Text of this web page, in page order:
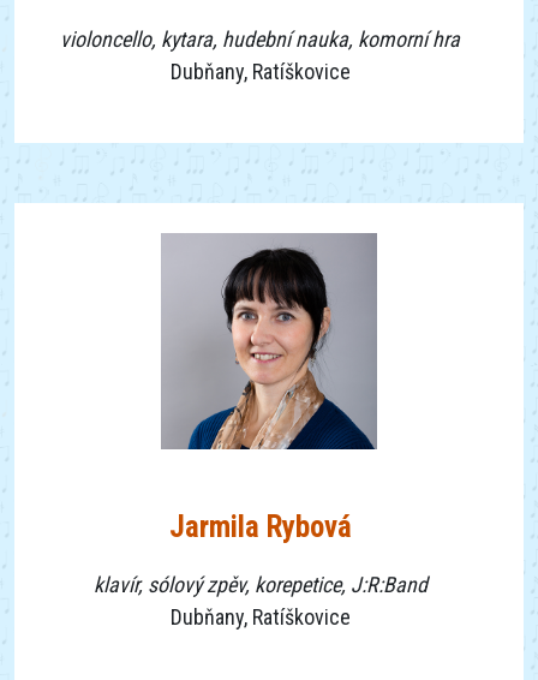
violoncello, kytara, hudební nauka, komorní hra
Dubňany, Ratíškovice
Jarmila Rybová
klavír, sólový zpěv, korepetice, J:R:Band
Dubňany, Ratíškovice